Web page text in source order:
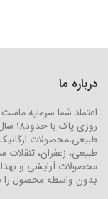
درباره ما
اعتماد شما سرمایه ماست
طبیعی،محصولات
طبیعی، زعفران،
محصولات آرایشی و
بدون واسطه محصول را